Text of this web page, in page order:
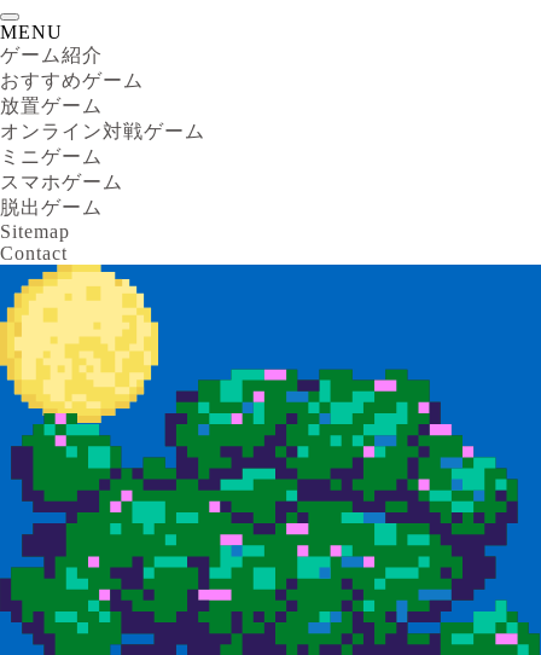
MENU
ゲーム紹介
おすすめゲーム
放置ゲーム
オンライン対戦ゲーム
ミニゲーム
スマホゲーム
脱出ゲーム
Sitemap
Contact